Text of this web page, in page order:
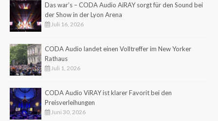
Das war’s – CODA Audio AiRAY sorgt für den Sound bei
der Show in der Lyon Arena
Juli 16, 2026
CODA Audio landet einen Volltreffer im New Yorker
Rathaus
Juli 1, 2026
CODA Audio ViRAY ist klarer Favorit bei den
Preisverleihungen
Juni 30, 2026